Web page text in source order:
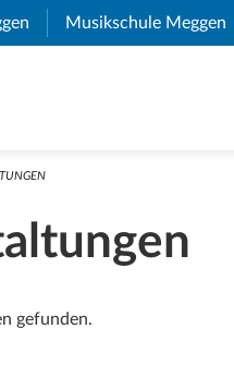
(External Link)
Musikschule Meggen
gefunden.